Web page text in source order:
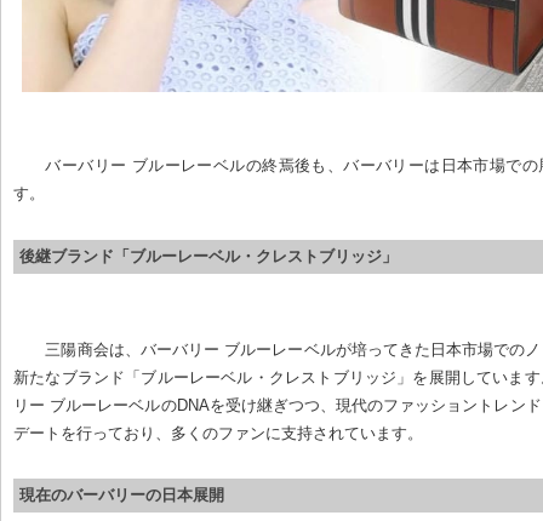
バーバリー ブルーレーベルの終焉後も、バーバリーは日本市場で
す。
後継ブランド「ブルーレーベル・クレストブリッジ」
三陽商会は、バーバリー ブルーレーベルが培ってきた日本市場での
新たなブランド「ブルーレーベル・クレストブリッジ」を展開していま
リー ブルーレーベルのDNAを受け継ぎつつ、現代のファッショントレン
デートを行っており、多くのファンに支持されています。
現在のバーバリーの日本展開